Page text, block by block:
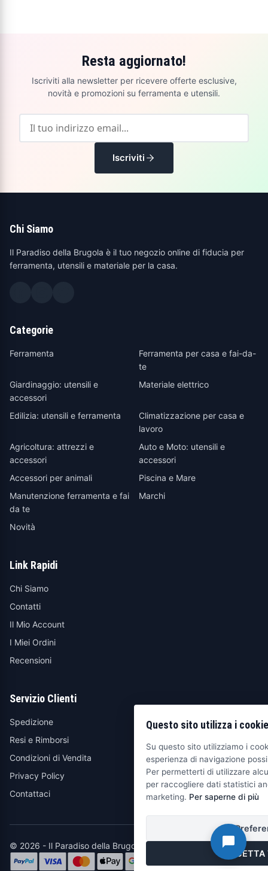
Resta aggiornato!
Iscriviti alla newsletter per ricevere offerte esclusive,
novità e promozioni su ferramenta e utensili.
Iscriviti
Chi Siamo
Il Paradiso della Brugola è il tuo negozio online di fiducia per
ferramenta, utensili e materiale per la casa.
Categorie
Ferramenta
Ferramenta per casa e fai-da-
te
Giardinaggio: utensili e
accessori
Materiale elettrico
Edilizia: utensili e ferramenta
Climatizzazione per casa e
lavoro
Agricoltura: attrezzi e
accessori
Auto e Moto: utensili e
accessori
Accessori per animali
Piscina e Mare
Manutenzione ferramenta e fai
da te
Marchi
Novità
Link Rapidi
Chi Siamo
Contatti
Il Mio Account
I Miei Ordini
Recensioni
Servizio Clienti
Spedizione
Resi e Rimborsi
Condizioni di Vendita
Privacy Policy
Contattaci
© 2026 - Il Paradiso della Brugola
Questo sito utilizza i cookie
Su questo sito utilizziamo i
esperienza di navigazione
Per permetterti di utilizzare
per raccogliere dati statistici
marketing. Per saperne di più